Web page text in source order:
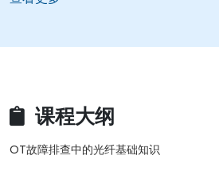
课程大纲
OT故障排查中的光纤基础知识